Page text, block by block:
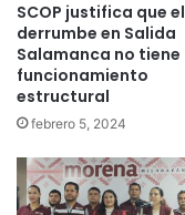
SCOP justifica que el
derrumbe en Salida
Salamanca no tiene
funcionamiento
estructural
febrero 5, 2024